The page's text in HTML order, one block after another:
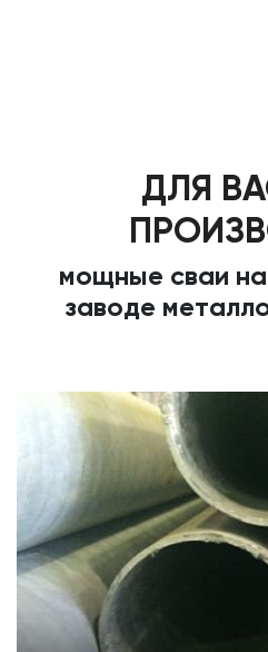
ДЛЯ
мощные сваи
заводе